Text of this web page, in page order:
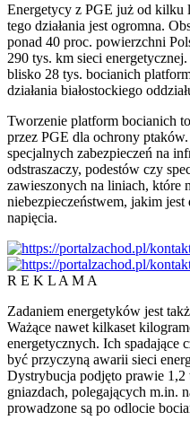
Energetycy z PGE już od kilku
tego działania jest ogromna.
ponad 40 proc. powierzchni
290 tys. km sieci
blisko 28 tys. bocianich
działania białostockiego
Tworzenie platform bocianich
przez PGE dla ochrony
specjalnych zabezpieczeń na
odstraszaczy, podestów czy
zawieszonych na liniach, które
niebezpieczeństwem, jakim
napięcia.
R E K L A M A
Zadaniem energetyków jest
Ważące nawet kilkaset
energetycznych. Ich spadające
być przyczyną awarii sieci
Dystrybucja podjęto prawie
gniazdach, polegających m.in.
prowadzone są po odlocie